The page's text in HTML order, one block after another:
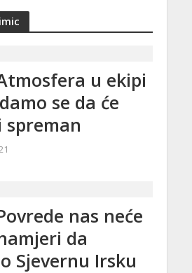
u ekipi
se da će
spreman
nas neće
da
Sjevernu Irsku